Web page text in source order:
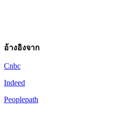
อ้างอิงจาก
Cnbc
Indeed
Peoplepath